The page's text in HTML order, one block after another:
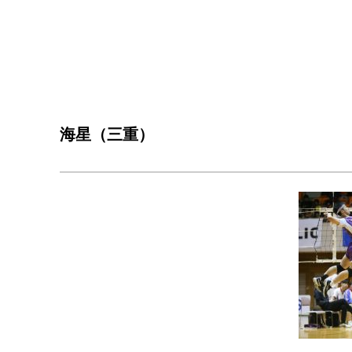
海星（三重）